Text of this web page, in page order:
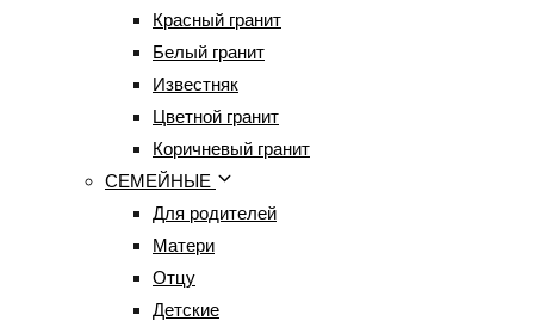
Красный гранит
Белый гранит
Известняк
Цветной гранит
Коричневый гранит
СЕМЕЙНЫЕ
Для родителей
Матери
Отцу
Детские